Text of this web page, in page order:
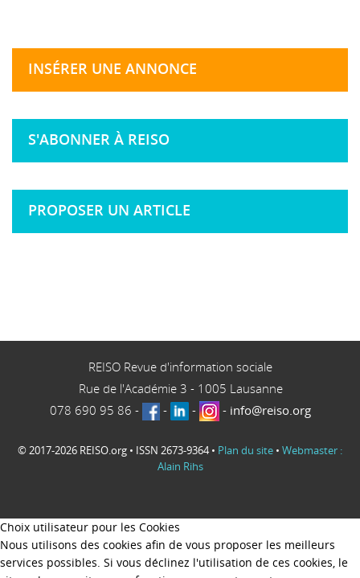
INSÉRER UNE ANNONCE
S'ABONNER À REISO
PROPOSER UN ARTICLE
REISO Revue d'information sociale
Rue de l'Académie 3 - 1005 Lausanne
078 690 95 86 - - - - info@reiso.org
© 2017-2026 REISO.org • ISSN 2673-9364 • Plan du site • Webmaster :
Alain Rihs
Choix utilisateur pour les Cookies
Nous utilisons des cookies afin de vous proposer les meilleurs
services possibles. Si vous déclinez l'utilisation de ces cookies, le